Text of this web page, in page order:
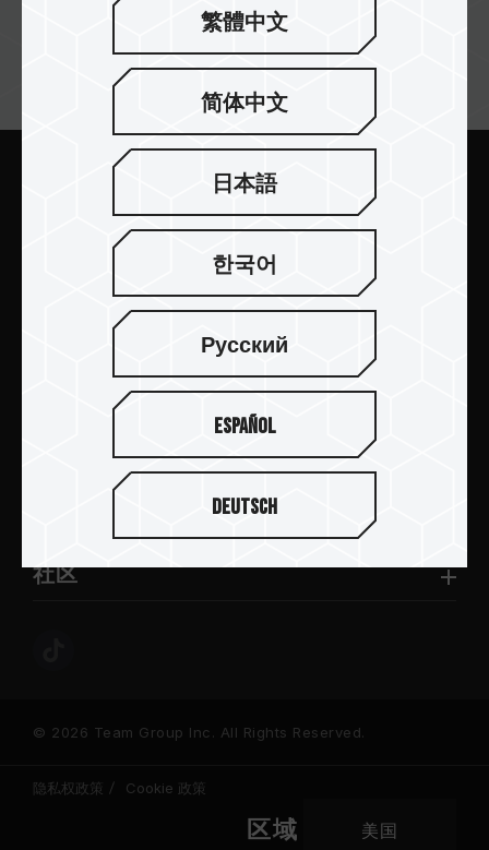
订阅电子报
提交
新闻中心
关于十铨
社区
© 2026 Team Group Inc. All Rights Reserved.
隐私权政策 Cookie 政策
区域 美国
繁體中文
简体中文
日本語
한국어
Русский
Español
Deutsch